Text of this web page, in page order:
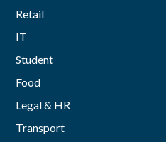
Retail
IT
Student
Food
Legal & HR
Transport